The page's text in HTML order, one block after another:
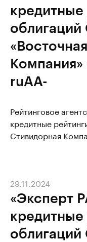
кредитные
Компания»
ruAA-
Рейтинговое
кредитные
Стивидорная
«Эксперт
кредитные
29.11.2024